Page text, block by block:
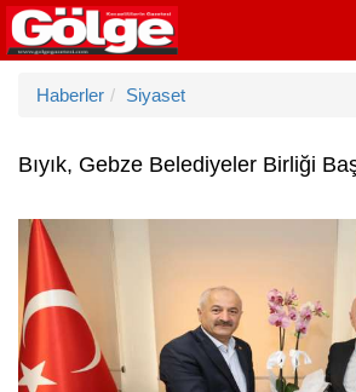
Haberler Siyaset
Bıyık, Gebze Belediyeler Birliği